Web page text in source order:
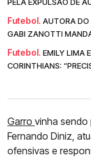
Futebol. AUTORA DO
GABI ZANOTTI
Futebol. EMILY LIMA
CORINTHIANS:
Garro vinha sendo
Fernando Diniz,
ofensivas e